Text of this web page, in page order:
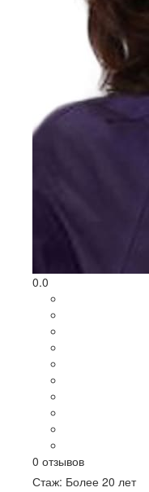
0.0
0 отзывов
Стаж: Более 20 лет